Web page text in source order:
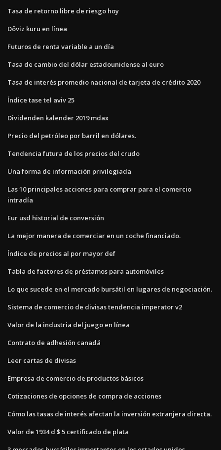
Tasa de retorno libre de riesgo hoy
Döviz kuru en línea
Futuros de renta variable a un día
Tasa de cambio del dólar estadounidense al euro
Tasa de interés promedio nacional de tarjeta de crédito 2020
Índice tase tel aviv 25
Dividenden kalender 2019 mdax
Precio del petróleo por barril en dólares.
Tendencia futura de los precios del crudo
Una forma de información privilegiada
Las 10 principales acciones para comprar para el comercio
intradía
Eur usd historial de conversión
La mejor manera de comerciar en un coche financiado.
Índice de precios al por mayor def
Tabla de factores de préstamos para automóviles
Lo que sucede en el mercado bursátil en lugares de negociación.
Sistema de comercio de divisas tendencia imperator v2
Valor de la industria del juego en línea
Contrato de adhesión canadá
Leer cartas de divisas
Empresa de comercio de productos básicos
Cotizaciones de opciones de compra de acciones
Cómo las tasas de interés afectan la inversión extranjera directa.
Valor de 1934 d $ 5 certificado de plata